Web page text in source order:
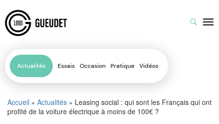
Actualités Essais Occasion Pratique Vidéos
Accueil » Actualités » Leasing social : qui sont les Français qui ont
profité de la voiture électrique à moins de 100€ ?